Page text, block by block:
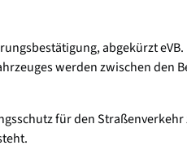
abgekürzt
werden zwischen den
für den